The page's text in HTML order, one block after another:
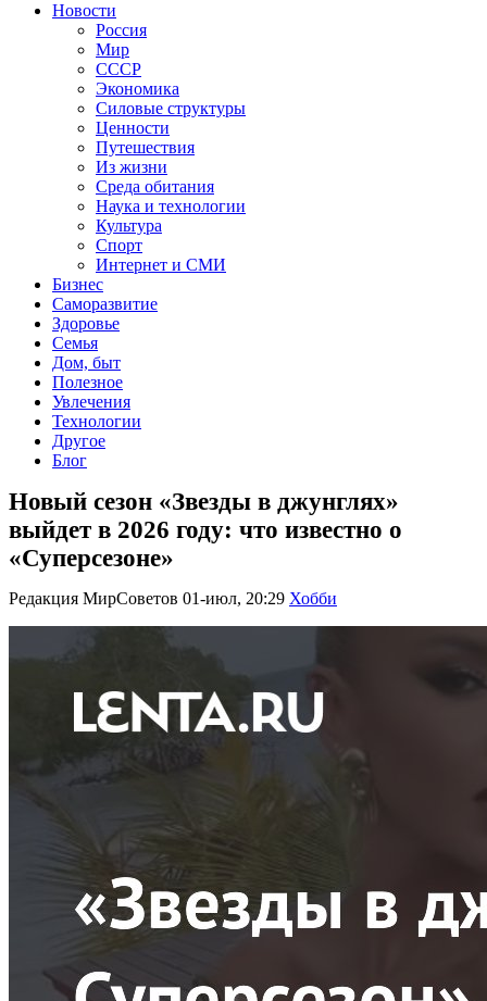
Новости
Россия
Мир
СССР
Экономика
Силовые структуры
Ценности
Путешествия
Из жизни
Среда обитания
Наука и технологии
Культура
Спорт
Интернет и СМИ
Бизнес
Саморазвитие
Здоровье
Семья
Дом, быт
Полезное
Увлечения
Технологии
Другое
Блог
Новый сезон «Звезды в джунглях»
выйдет в 2026 году: что известно о
«Суперсезоне»
Редакция МирСоветов 01-июл, 20:29 Хобби